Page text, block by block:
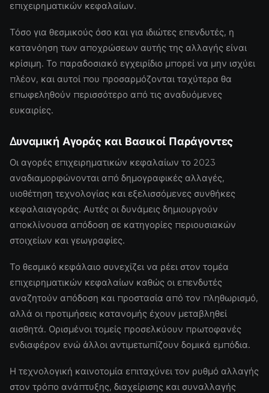
επιχειρηματικών κεφαλαίων.
Τόσο για θεσμικούς όσο και για ιδιώτες επενδυτές, η
κατανόηση των αποχρώσεων αυτής της αλλαγής είναι
κρίσιμη. Το παραδοσιακό εγχειρίδιο μπορεί να μην ισχύει
πλέον, και αυτοί που προσαρμόζονται ταχύτερα θα
επωφεληθούν περισσότερο από τις αναδυόμενες
ευκαιρίες.
Δυναμική Αγοράς και Βασικοί Παράγοντες
Οι αγορές επιχειρηματικών κεφαλαίων το 2023
αναδιαμορφώνονται από δημογραφικές αλλαγές,
υιοθέτηση τεχνολογίας και εξελισσόμενες συνθήκες
κεφαλαιαγοράς. Αυτές οι δυνάμεις δημιουργούν
αποκλίνουσα απόδοση σε κατηγορίες περιουσιακών
στοιχείων και γεωγραφίες.
Το θεσμικό κεφάλαιο συνεχίζει να ρέει στον τομέα
επιχειρηματικών κεφαλαίων καθώς οι επενδυτές
αναζητούν απόδοση και προστασία από τον πληθωρισμό,
αλλά οι προτιμήσεις κατανομής έχουν μεταβληθεί
αισθητά. Ορισμένοι τομείς προσελκύουν πρωτοφανές
ενδιαφέρον ενώ άλλοι αντιμετωπίζουν δομικά εμπόδια.
Η τεχνολογική καινοτομία επιταχύνει τον ρυθμό αλλαγής
στον τρόπο ανάπτυξης, διαχείρισης και συναλλαγής